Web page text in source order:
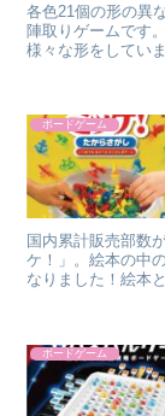
各色21個の形の異
陣取りゲームです
様々な形をしてい
ボードゲーム
国内累計販売部数
ケ！」。絵本の中
なりました！絵本
ボードゲーム